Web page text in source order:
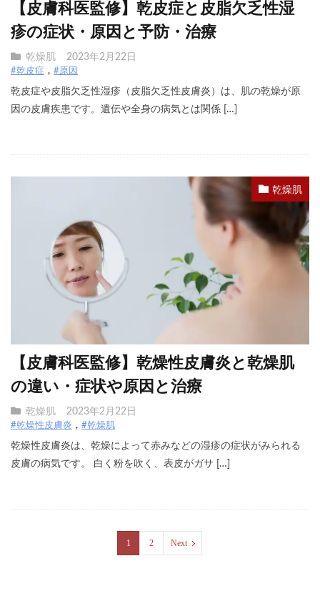
【皮膚科医監修】乾皮症と皮脂欠乏性湿
疹の症状・原因と予防・治療
乾燥肌 2023年2月22日
#乾皮症 #原因
乾皮症や皮脂欠乏性湿疹（皮脂欠乏性皮膚炎）は、肌の乾燥が原
因の皮膚疾患です。遺伝や全身の病気とは関係 […]
乾燥肌
【皮膚科医監修】乾燥性皮膚炎と乾燥肌
の違い・症状や原因と治療
乾燥肌 2023年2月22日
#乾燥性皮膚炎 #乾燥肌
乾燥性皮膚炎は、乾燥によって赤みなどの湿疹の症状がみられる
皮膚の病気です。 白く粉を吹く、表皮がガサ […]
1 2 Next